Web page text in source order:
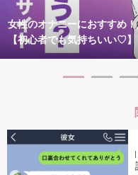
女性のオナニーにおすすめ
【初心者でも気持ちいい♡】